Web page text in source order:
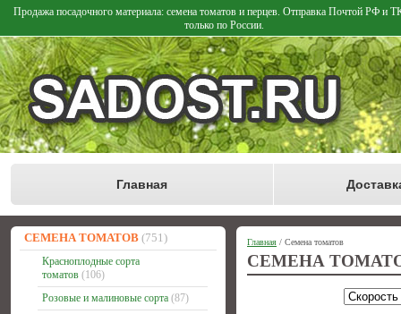
Продажа посадочного материала: семена томатов и перцев. Отправка Почтой РФ и
только по России.
Главная
СЕМЕНА ТОМАТОВ (751)
Красноплодные сорта
томатов (106)
Розовые и малиновые сорта (87)
Главная / Семена томатов
СЕМЕНА